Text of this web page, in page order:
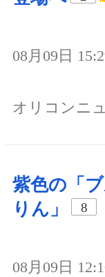
08月09日
オリコンニ
紫色の「
りん」
8
08月09日